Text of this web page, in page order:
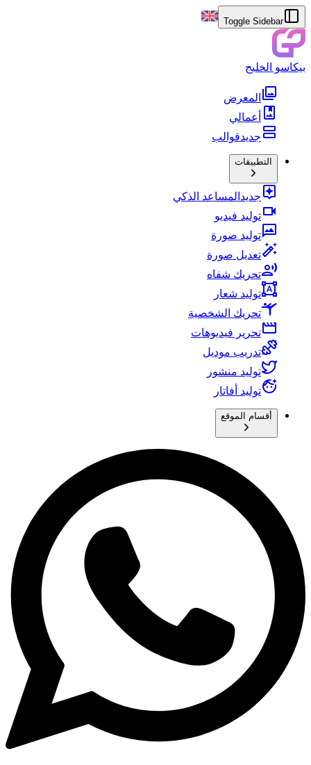
Toggle Sidebar
بيكاسو الخليج
المعرض
أعمالي
جديدقوالب
التطبيقات
جديد المساعد الذكي
توليد فيديو
توليد صورة
تعديل صورة
تحريك شفاه
توليد شعار
تحريك الشخصية
تحرير فيديوهات
تدريب موديل
توليد منشور
توليد أفاتار
أقسام الموقع